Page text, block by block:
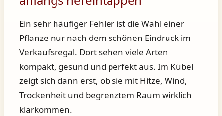
Ein sehr häufiger Fehler ist die Wahl einer
Pflanze nur nach dem schönen Eindruck im
Verkaufsregal. Dort sehen viele Arten
kompakt, gesund und perfekt aus. Im Kübel
zeigt sich dann erst, ob sie mit Hitze, Wind,
Trockenheit und begrenztem Raum wirklich
klarkommen.